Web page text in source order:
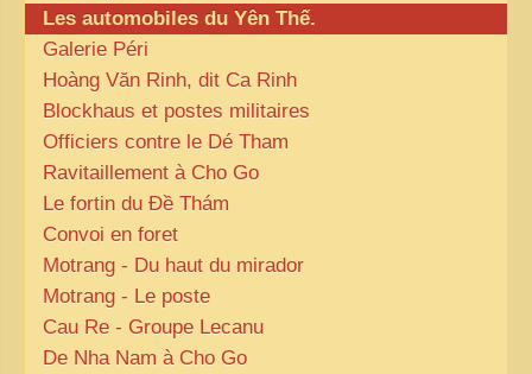
Les automobiles du Yên Thế.
Galerie Péri
Hoàng Văn Rinh, dit Ca Rinh
Blockhaus et postes militaires
Officiers contre le Dé Tham
Ravitaillement à Cho Go
Le fortin du Đề Thám
Convoi en foret
Motrang - Du haut du mirador
Motrang - Le poste
Cau Re - Groupe Lecanu
De Nha Nam à Cho Go